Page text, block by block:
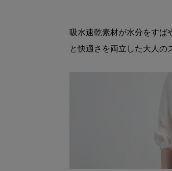
吸水速乾素材が水分をすば
と快適さを両立した大人の